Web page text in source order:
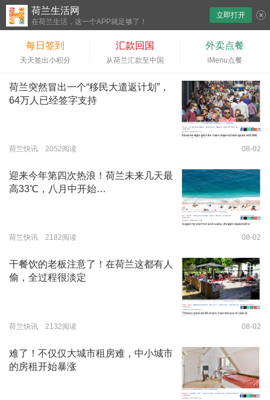
荷兰生活网
在荷兰生活，这一个APP就足够了！
立即打开
每日签到
天天签出小积分
汇款回国
从荷兰汇款至中国
外卖点餐
iMenu点餐
荷兰突然冒出一个“移民大遣返计划”，
64万人已经签字支持
荷兰快讯 2052阅读 08-02
迎来今年第四次热浪！荷兰未来几天最
高33℃，八月中开始…
荷兰快讯 2182阅读 08-02
干餐饮的老板注意了！在荷兰这都有人
偷，全过程很淡定
荷兰快讯 2132阅读 08-02
难了！不仅仅大城市租房难，中小城市
的房租开始暴涨